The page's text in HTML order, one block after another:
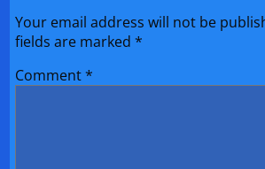
Your email address will not be
fields are marked*
Comment*